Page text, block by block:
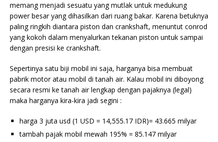
memang menjadi sesuatu yang mutlak untuk medukung
power besar yang dihasilkan dari ruang bakar. Karena betuknya
paling ringkih diantara piston dan crankshaft, menuntut conrod
yang kokoh dalam menyalurkan tekanan piston untuk sampai
dengan presisi ke crankshaft.
Sepertinya satu biji mobil ini saja, harganya bisa membuat
pabrik motor atau mobil di tanah air. Kalau mobil ini diboyong
secara resmi ke tanah air lengkap dengan pajaknya (legal)
maka harganya kira-kira jadi segini :
harga 3 juta usd (1 USD = 14,555.17 IDR)= 43.665 milyar
tambah pajak mobil mewah 195% = 85.147 milyar